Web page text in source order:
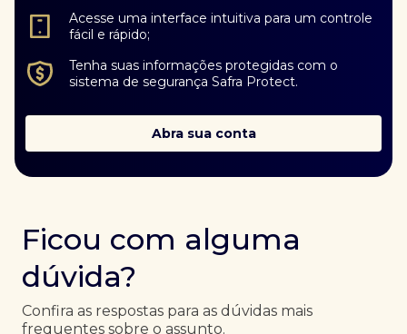
Acesse uma interface intuitiva para um controle
fácil e rápido;
Tenha suas informações protegidas com o
sistema de segurança Safra Protect.
Abra sua conta
Ficou com alguma
dúvida?
Confira as respostas para as dúvidas mais
frequentes sobre o assunto.